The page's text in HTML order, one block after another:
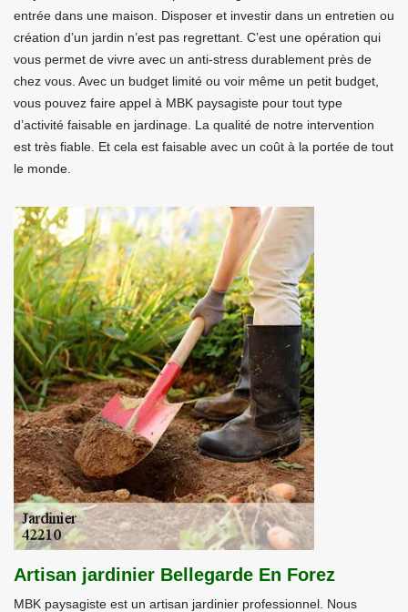
entrée dans une maison. Disposer et investir dans un entretien ou
création d’un jardin n’est pas regrettant. C’est une opération qui
vous permet de vivre avec un anti-stress durablement près de
chez vous. Avec un budget limité ou voir même un petit budget,
vous pouvez faire appel à MBK paysagiste pour tout type
d’activité faisable en jardinage. La qualité de notre intervention
est très fiable. Et cela est faisable avec un coût à la portée de tout
le monde.
Artisan jardinier Bellegarde En Forez
MBK paysagiste est un artisan jardinier professionnel. Nous